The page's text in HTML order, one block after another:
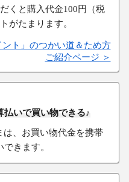
くと購入代金100円（税
がたまります。
ント」のつかい道＆ため方
ご紹介ページ ＞
払いで買い物できる♪
、お買い物代金を携帯
きます。